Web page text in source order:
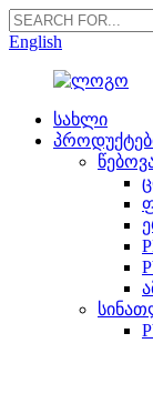
English
სახლი